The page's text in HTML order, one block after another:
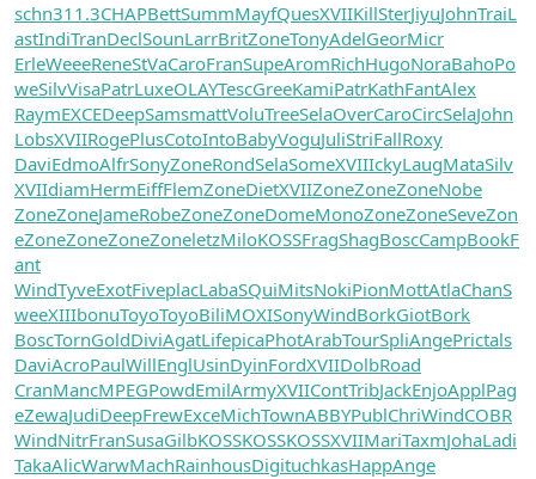
schn311.3CHAPBettSummMayfQuesXVIIKillSterJiyuJohnTraiL
astIndiTranDeclSounLarrBritZoneTonyAdelGeorMicr
ErleWeeeReneStVaCaroFranSupeAromRichHugoNoraBahoPo
weSilvVisaPatrLuxeOLAYTescGreeKamiPatrKathFantAlex
RaymEXCEDeepSamsmattVoluTreeSelaOverCaroCircSelaJohn
LobsXVIIRogePlusCotoIntoBabyVoguJuliStriFallRoxy
DaviEdmoAlfrSonyZoneRondSelaSomeXVIIIckyLaugMataSilv
XVIIdiamHermEiffFlemZoneDietXVIIZoneZoneZoneNobe
ZoneZoneJameRobeZoneZoneDomeMonoZoneZoneSeveZon
eZoneZoneZoneZoneletzMiloKOSSFragShagBoscCampBookF
ant
WindTyveExotFiveplacLabaSQuiMitsNokiPionMottAtlaChanS
weeXIIIbonuToyoToyoBiliMOXISonyWindBorkGiotBork
BoscTornGoldDiviAgatLifepicaPhotArabTourSpliAngePrictals
DaviAcroPaulWillEnglUsinDyinFordXVIIDolbRoad
CranMancMPEGPowdEmilArmyXVIIContTribJackEnjoApplPag
eZewaJudiDeepFrewExceMichTownABBYPublChriWindCOBR
WindNitrFranSusaGilbKOSSKOSSKOSSXVIIMariTaxmJohaLadi
TakaAlicWarwMachRainhousDigituchkasHappAnge